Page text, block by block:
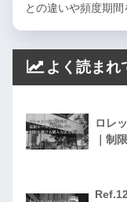
との違いや頻度期
よく読まれ
ロレ
｜制